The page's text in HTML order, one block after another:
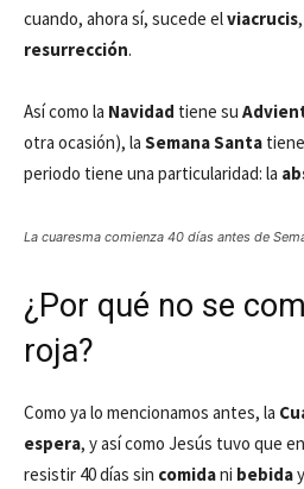
cuando, ahora sí, sucede elviacrucis
resurrección.
Así como la Navidad tiene su
otra ocasión), la Semana Santa
periodo tiene una particularidad: la
La cuaresma comienza 40 días antes de
¿Por qué no se
roja?
Como ya lo mencionamos antes, la
espera, y así como Jesús tuvo que
resistir 40 días sin comidani bebida